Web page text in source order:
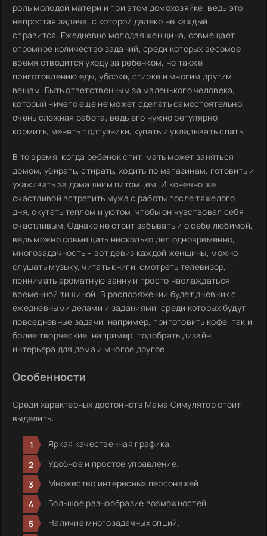
роль молодой матери и при этом домохозяйке, ведь это
непростая задача, с которой далеко не каждый
справится. Ежедневно молодая женщина, совмещает
огромное количество заданий, среди которых весомое
время отводится уходу за ребенком, но также
приготовлению еды, уборке, стирке и многим другим
вещам. Быть ответственным за маленького человека,
который ничего еще не может сделать самостоятельно,
очень сложная работа, ведь его нужно регулярно
кормить, менять подгузники, купать и укладывать спать.
В то время, когда ребенок спит, мать может заняться
домом, убирать, стирать, ходить по магазинам, готовить и
ухаживать за домашним питомцем. И конечно же
счастливой встретить мужа с работы после тяжелого
дня, окутать теплом и уютом, чтобы он чувствовал себя
счастливым. Однако не стоит забывать и о себе любимой,
ведь можно совмещать несколько дел одновременно,
многозадачность – вот девиз каждой женщины, можно
слушать музыку, читать книги, смотреть телевизор,
принимать ароматную ванну и просто наслаждаться
временной тишиной. В распоряжении будет дневник с
ежедневными делами и заданиями, среди которых будут
повседневные задачи, например, приготовить кофе, так и
более творческие, например, подобрать дизайн
интерьера для дома и многое другое.
Особенности
Среди характерных достоинств Мама Симулятор стоит
выделить:
Яркая качественная графика.
Удобное и простое управление.
Множество интересных персонажей.
Большое разнообразие возможностей.
Наличие многозадачных опций.